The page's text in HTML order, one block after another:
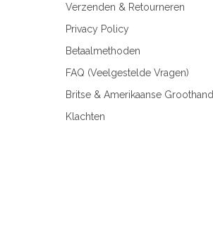
Verzenden & Retourneren
Privacy Policy
Betaalmethoden
FAQ (Veelgestelde Vragen)
Britse & Amerikaanse
Klachten